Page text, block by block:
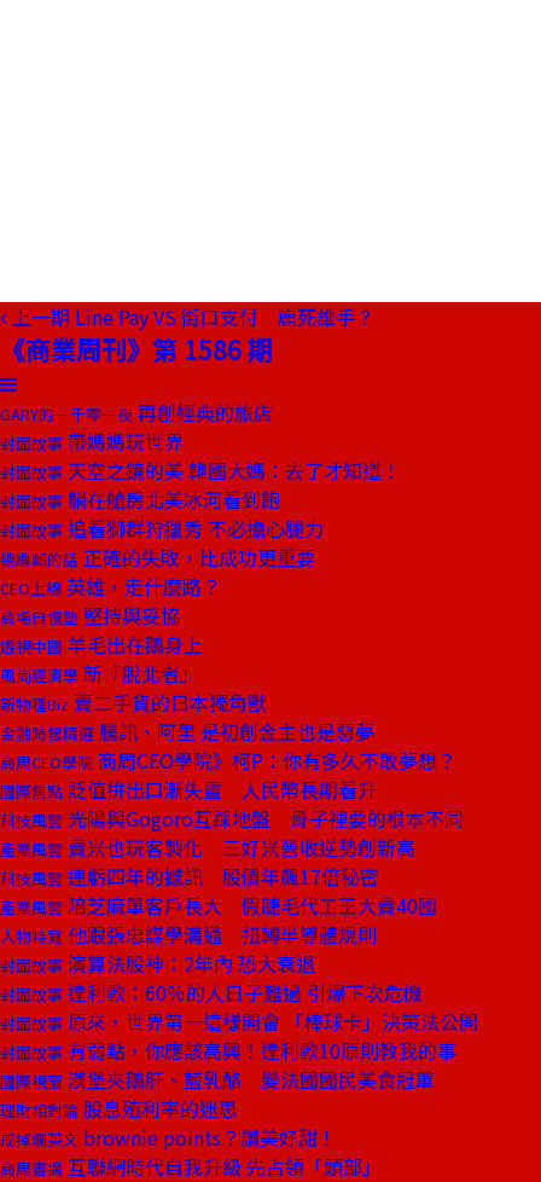
上一期 Line Pay VS 街口支付 鹿死誰手？
《商業周刊》第 1586 期
GARY的一千零一夜 再創經典的旅店
封面故事 帶媽媽玩世界
封面故事 天空之鏡的美 韓國大媽：去了才知道！
封面故事 躺在艙房北美冰河看到飽
封面故事 追看獅群狩獵秀 不必擔心腿力
總編輯的話 正確的失敗，比成功更重要
CEO上線 英雄，走什麼路？
商場自慢塾 堅持與妥協
透視中國 羊毛出在鵝身上
風尚經濟學 新「脫北者」
新物種Biz 賣二手貨的日本獨角獸
金融時報精選 騰訊、阿里 是初創金主也是惡夢
商周CEO學院 商周CEO學院》柯P：你有多久不敢夢想？
國際焦點 貶值拚出口漸失靈 人民幣長期看升
科技風雲 光陽與Gogoro互踩地盤 骨子裡要的根本不同
產業風雲 賣米也玩客製化 三好米營收逆勢創新高
科技風雲 連虧四年的撼訊 股價年飆17倍秘密
產業風雲 陪芝麻單客戶長大 假睫毛代工王大賣40國
人物特寫 他跟張忠謀學溝通 扭轉半導體規則
封面故事 演算法股神：2年內 恐大衰退
封面故事 達利歐：60％的人日子難過 引爆下次危機
封面故事 原來，世界第一這樣開會 「棒球卡」決策法公開
封面故事 有弱點，你應該高興！達利歐10原則教我的事
國際視窗 漢堡夾鵝肝、藍乳酪 變法國國民美食冠軍
理財相對論 股息殖利率的迷思
戒掉爛英文 brownie points？讚美好甜！
商周書摘 互聯網時代自我升級 先占領「頭部」